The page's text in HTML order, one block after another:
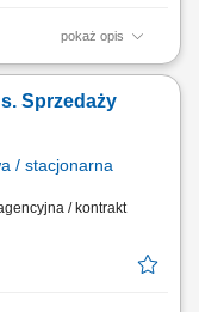
pokaż opis
oraz relacji
w formie online
przy
Sprzedaży
/ stacjonarna
/ kontrakt